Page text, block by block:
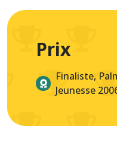
Prix
Finaliste,
Jeunesse